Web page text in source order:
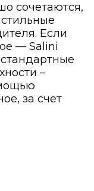
сочетаются,
Если
— Salini
–
за счет